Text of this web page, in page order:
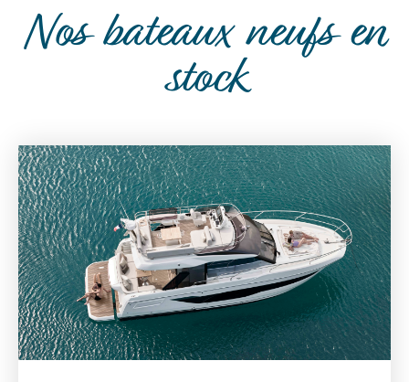
Nos bateaux neufs en
stock